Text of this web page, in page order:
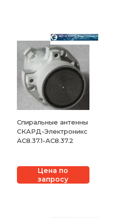
Спиральные антенны
СКАРД-Электроникс
АС8.37.1-АС8.37.2
Цена по
запросу